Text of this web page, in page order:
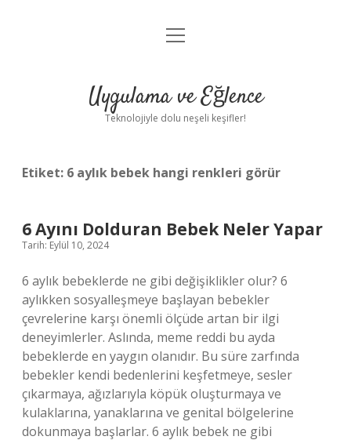
Anasayfa
Yasal Uyarı
menüyü
Uygulama ve Eğlence
Teknolojiyle dolu neşeli keşifler!
Etiket: 6 aylık bebek hangi renkleri görür
6 Ayını Dolduran Bebek Neler Yapar
Tarih: Eylül 10, 2024
6 aylık bebeklerde ne gibi değişiklikler olur? 6
aylıkken sosyalleşmeye başlayan bebekler
çevrelerine karşı önemli ölçüde artan bir ilgi
deneyimlerler. Aslında, meme reddi bu ayda
bebeklerde en yaygın olanıdır. Bu süre zarfında
bebekler kendi bedenlerini keşfetmeye, sesler
çıkarmaya, ağızlarıyla köpük oluşturmaya ve
kulaklarına, yanaklarına ve genital bölgelerine
dokunmaya başlarlar. 6 aylık bebek ne gibi